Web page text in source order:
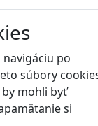
po
súbory
mohli byť
si